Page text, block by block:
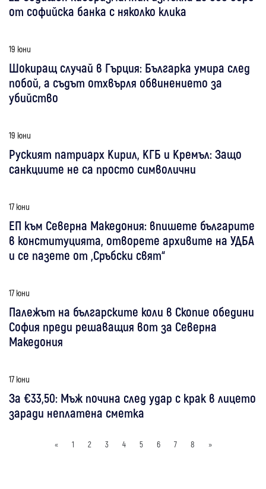
от софийска банка с няколко клика
19 юни
Шокиращ случай в Гърция: Българка умира след
побой, а съдът отхвърля обвинението за
убийство
19 юни
Руският патриарх Кирил, КГБ и Кремъл: Защо
санкциите не са просто символични
17 юни
ЕП към Северна Македония: впишете българите
в конституцията, отворете архивите на УДБА
и се пазете от „Сръбски свят“
17 юни
Палежът на българските коли в Скопие обедини
София преди решаващия вот за Северна
Македония
17 юни
За €33,50: Мъж почина след удар с крак в лицето
заради неплатена сметка
« 1 2 3 4 5 6 7 8 »